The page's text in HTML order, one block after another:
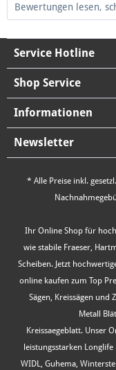
Bewertungen lesen,
Service Hotline
Shop Service
Informationen
Newsletter
* Alle Preise inkl.
Ihr Online Shop für
wie stabile Fraeser,
Scheiben. Jetzt
online kaufen zum Top
Sägen, Kreissägen und
Metall
Kreissaegeblatt. Unser
leistungsstarken Longlife
WIDL, Guhema,